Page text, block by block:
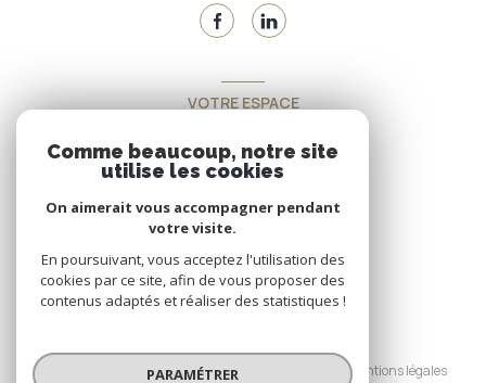
VOTRE ESPACE
Espace propriétaire
SE CONNECTER
Nos honoraires
Nos partenaires
Mentions légales
Comme beaucoup, notre site
utilise les cookies
On aimerait vous accompagner pendant
votre visite.
En poursuivant, vous acceptez l'utilisation des
cookies par ce site, afin de vous proposer des
contenus adaptés et réaliser des statistiques !
PARAMÉTRER